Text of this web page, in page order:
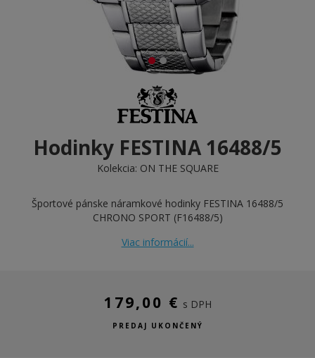
Hodinky FESTINA 16488/5
Kolekcia: ON THE SQUARE
Športové pánske náramkové hodinky FESTINA 16488/5
CHRONO SPORT (F16488/5)
Viac informácií...
179,00 € s DPH
PREDAJ UKONČENÝ